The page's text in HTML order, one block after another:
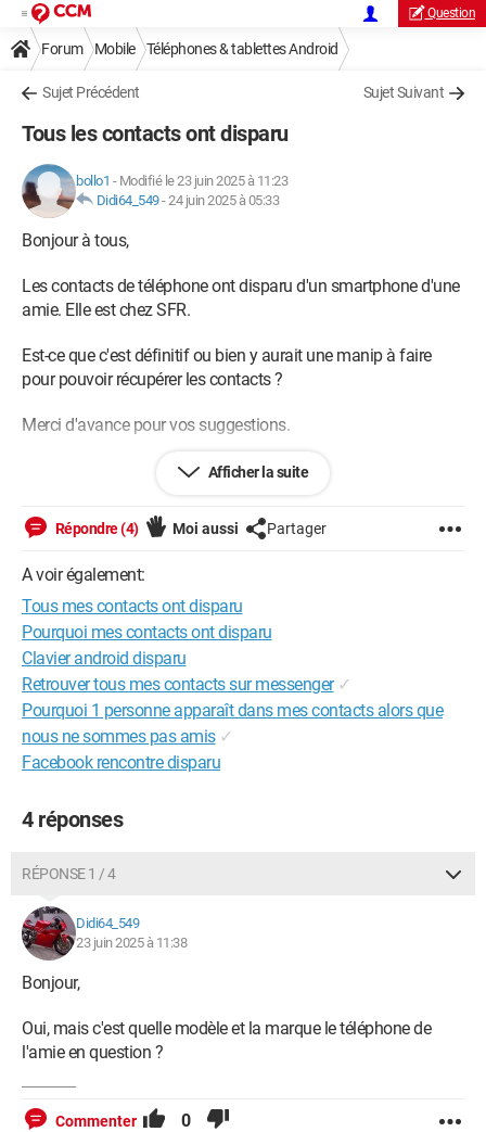
Question
Forum Mobile Téléphones & tablettes Android
Sujet Précédent Sujet Suivant
Tous les contacts ont disparu
bollo1 - Modifié le 23 juin 2025 à 11:23
Didi64_549-24 juin 2025 à 05:33
Bonjour à tous,
Les contacts de téléphone ont disparu d'un smartphone d'une
amie. Elle est chez SFR.
Est-ce que c'est définitif ou bien y aurait une manip à faire
pour pouvoir récupérer les contacts ?
Merci d'avance pour vos suggestions.
Afficher la suite
Répondre (4) Moi aussi Partager
A voir également:
Tous mes contacts ont disparu
Pourquoi mes contacts ont disparu
Clavier android disparu
Retrouver tous mes contacts sur messenger ✓
Pourquoi 1 personne apparaît dans mes contacts alors que
nous ne sommes pas amis ✓
Facebook rencontre disparu
4 réponses
RÉPONSE 1 / 4
Didi64_549
23 juin 2025 à 11:38
Bonjour,
Oui, mais c'est quelle modèle et la marque le téléphone de
l'amie en question ?
Commenter 0